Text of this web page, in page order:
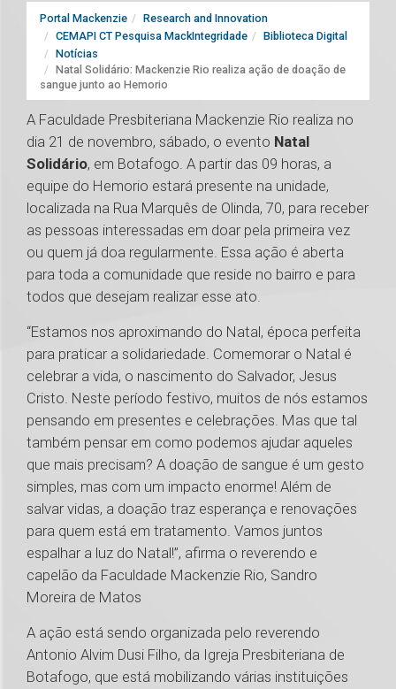
Portal Mackenzie
Research and Innovation
CEMAPI CT Pesquisa MackIntegridade
Biblioteca Digital
Notícias
Natal Solidário: Mackenzie Rio realiza ação de doação de
sangue junto ao Hemorio
A Faculdade Presbiteriana Mackenzie Rio realiza no
dia 21 de novembro, sábado, o evento Natal
Solidário, em Botafogo. A partir das 09 horas, a
equipe do Hemorio estará presente na unidade,
localizada na Rua Marquês de Olinda, 70, para receber
as pessoas interessadas em doar pela primeira vez
ou quem já doa regularmente. Essa ação é aberta
para toda a comunidade que reside no bairro e para
todos que desejam realizar esse ato.
“Estamos nos aproximando do Natal, época perfeita
para praticar a solidariedade. Comemorar o Natal é
celebrar a vida, o nascimento do Salvador, Jesus
Cristo. Neste período festivo, muitos de nós estamos
pensando em presentes e celebrações. Mas que tal
também pensar em como podemos ajudar aqueles
que mais precisam? A doação de sangue é um gesto
simples, mas com um impacto enorme! Além de
salvar vidas, a doação traz esperança e renovações
para quem está em tratamento. Vamos juntos
espalhar a luz do Natal!”, afirma o reverendo e
capelão da Faculdade Mackenzie Rio, Sandro
Moreira de Matos
A ação está sendo organizada pelo reverendo
Antonio Alvim Dusi Filho, da Igreja Presbiteriana de
Botafogo, que está mobilizando várias instituições